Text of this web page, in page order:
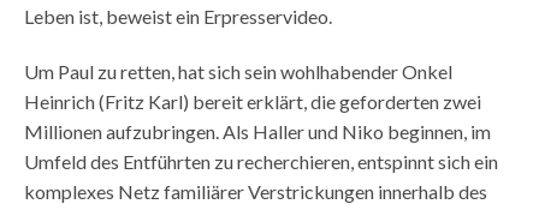
Leben ist, beweist ein Erpresservideo.
Um Paul zu retten, hat sich sein wohlhabender Onkel
Heinrich (Fritz Karl) bereit erklärt, die geforderten zwei
Millionen aufzubringen. Als Haller und Niko beginnen, im
Umfeld des Entführten zu recherchieren, entspinnt sich ein
komplexes Netz familiärer Verstrickungen innerhalb des